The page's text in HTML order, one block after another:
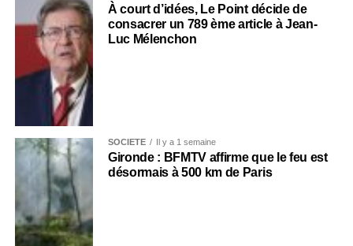
À court d’idées, Le Point décide de
consacrer un 789 ème article à Jean-
Luc Mélenchon
SOCIÉTÉ Il y a 1 semaine
Gironde : BFMTV affirme que le feu est
désormais à 500 km de Paris